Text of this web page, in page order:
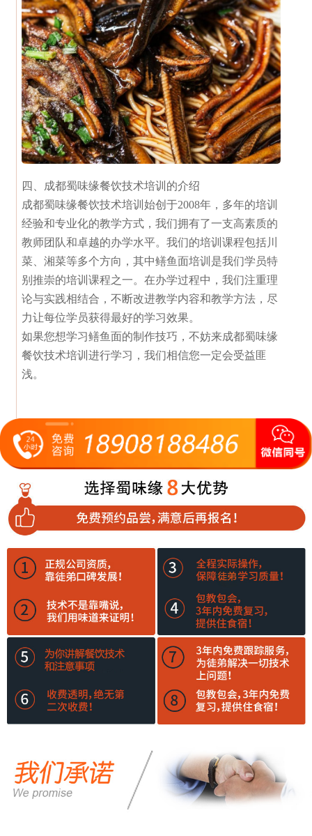
四、成都蜀味缘餐饮技术培训的介绍
成都蜀味缘餐饮技术培训始创于2008年，多年的培训
经验和专业化的教学方式，我们拥有了一支高素质的
教师团队和卓越的办学水平。我们的培训课程包括川
菜、湘菜等多个方向，其中鳝鱼面培训是我们学员特
别推崇的培训课程之一。在办学过程中，我们注重理
论与实践相结合，不断改进教学内容和教学方法，尽
力让每位学员获得最好的学习效果。
如果您想学习鳝鱼面的制作技巧，不妨来成都蜀味缘
餐饮技术培训进行学习，我们相信您一定会受益匪
浅。